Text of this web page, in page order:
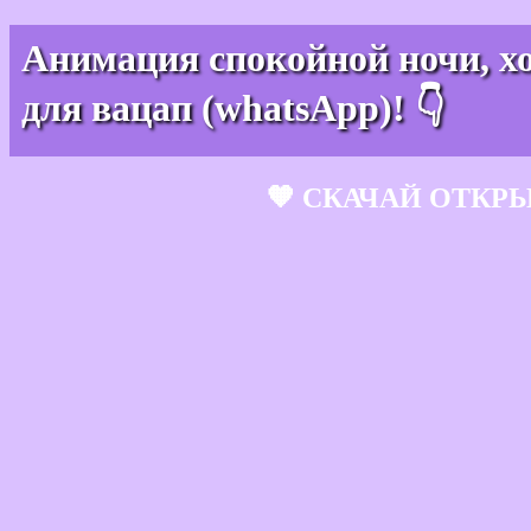
Анимация спокойной ночи,
для вацап (whatsApp)! 👇
🧡 СКАЧАЙ